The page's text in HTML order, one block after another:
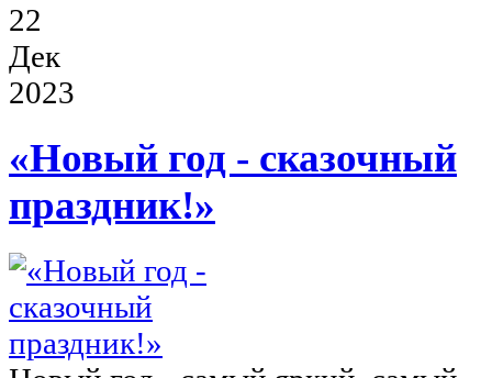
22
Дек
2023
«Новый год - сказочный
праздник!»